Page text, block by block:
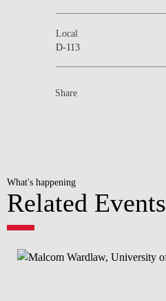
Local
D-113
Share
What's happening
Related Events